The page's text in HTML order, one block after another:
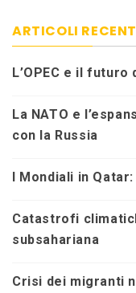
ARTICOLI
L’OPEC e il
La NATO e
con la Russia
I Mondiali in
Catastrofi
subsahariana
Crisi dei migranti